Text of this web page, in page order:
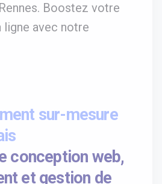
Boostez votre
ligne avec notre
sur-mesure
conception web,
et gestion de